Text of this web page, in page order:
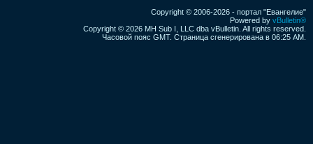
Copyright © 2006-2026 - портал "Евангелие"
Powered by vBulletin®
Copyright © 2026 MH Sub I, LLC dba vBulletin. All rights reserved.
Часовой пояс GMT. Страница сгенерирована в 06:25 AM.